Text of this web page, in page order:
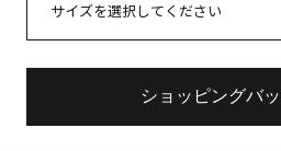
サイズを選択してください
ショッピングバ